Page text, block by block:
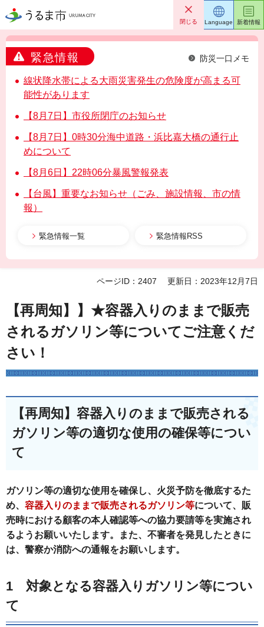
うるま市 閉じる
緊急情報 防災一口メモ
線状降水帯による大雨災害発生の危険度が高まる可
能性があります
【8月7日】市役所閉庁のお知らせ
【8月7日】0時30分海中道路・浜比嘉大橋の通行止
めについて
【8月6日】22時06分暴風警報発表
【台風】重要なお知らせ（ごみ、施設情報、市の情
報）
緊急情報一覧 緊急情報RSS
Language 新着情報
ページID：2407 更新日：2023年12月7日
【再周知】】★容器入りのままで販売
されるガソリン等についてご注意くだ
さい！
【再周知】容器入りのままで販売される
ガソリン等の適切な使用の確保等につい
て
ガソリン等の適切な使用を確保し、火災予防を徹底するた
め、 容器入りのままで販売されるガソリン等について、 販
売時における顧客の本人確認等への協力要請等を実施され
るようお願いいたします。
また、不審者を発見したときに
は、警察か消防への通報をお願いします。
1 対象となる容器入りガソリン等につい
て